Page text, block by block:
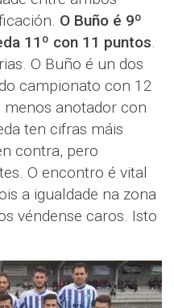
O Buño é 9º
11º con 11 puntos.
O Buño é un dos
campionato con 12
anotador con
ten cifras máis
contra, pero
O encontro é vital
a igualdade na zona
véndense caros. Isto